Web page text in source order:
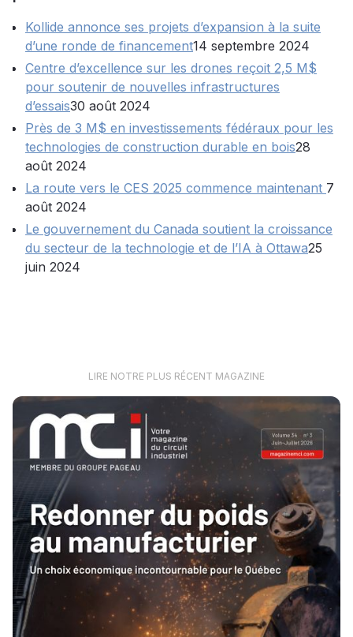
Kollide annonce ses projets d’expansion à la suite
d’une ronde de financement14 septembre 2024
Centre d’excellence sur les drones reçoit 2,5 M$
pour soutenir de nouvelles infrastructures
d’essais30 août 2024
Près de 3 M$ en investissements fédéraux pour les
technologies de construction durable en bois28
août 2024
La route vers le CES 2025 commence maintenant 7
août 2024
Le gouvernement du Canada soutient la croissance
du secteur de la technologie et de l’IA à Ottawa25
juin 2024
LIRE NOTRE PLUS RÉCENT MAGAZINE